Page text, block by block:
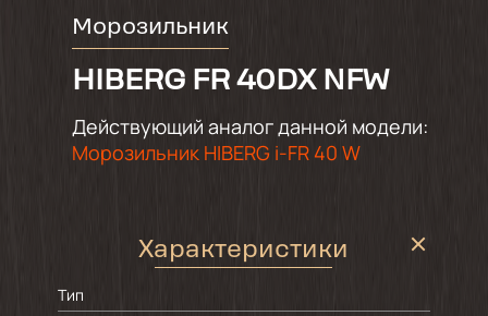
Морозильник
HIBERG FR 40DX NFW
Действующий аналог данной модели:
Морозильник HIBERG i-FR 40 W
Характеристики
Тип